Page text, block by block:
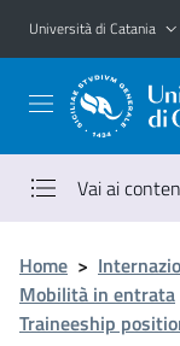
Vai al contenuto
Vai al menu di
Università di Catania
Vai ai
Home >
Mobilità in entrata
Traineeship